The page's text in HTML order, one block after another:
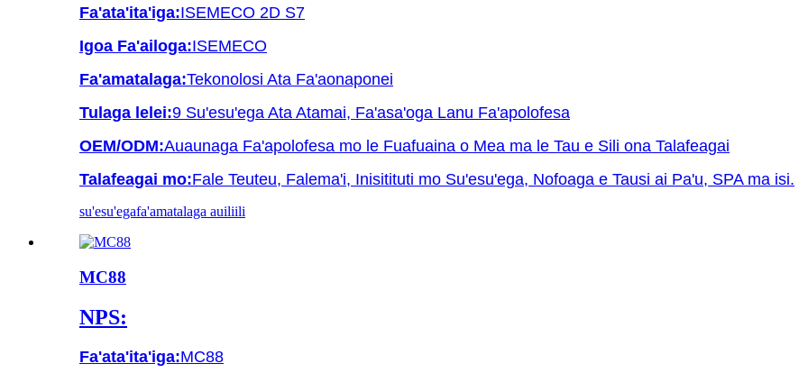
Fa'ata'ita'iga:ISEMECO 2D S7
Igoa Fa'ailoga:ISEMECO
Fa'amatalaga:Tekonolosi Ata Fa'aonaponei
Tulaga lelei:9 Su'esu'ega Ata Atamai, Fa'asa'oga Lanu Fa'apolofesa
OEM/ODM:Auaunaga Fa'apolofesa mo le Fuafuaina o Mea ma le Tau e Sili ona Talafeagai
Talafeagai mo:Fale Teuteu, Falema'i, Inisitituti mo Su'esu'ega, Nofoaga e Tausi ai Pa'u, SPA ma isi.
su'esu'egafa'amatalaga auiliili
MC88
NPS:
Fa'ata'ita'iga:MC88